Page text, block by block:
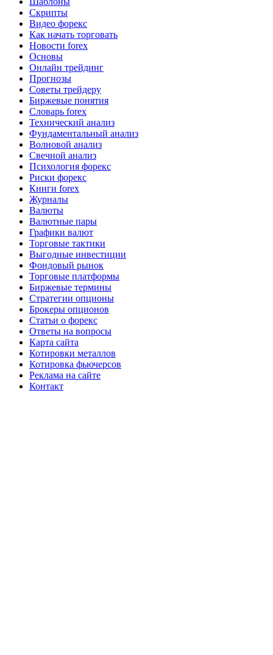
Скрипты
Видео форекс
Как начать торговать
Новости forex
Основы
Онлайн трейдинг
Прогнозы
Советы трейдеру
Биржевые понятия
Словарь forex
Технический анализ
Фундаментальный анализ
Волновой анализ
Свечной анализ
Психология форекс
Риски форекс
Книги forex
Журналы
Валюты
Валютные пары
Графики валют
Торговые тактики
Выгодные инвестиции
Фондовый рынок
Торговые платформы
Биржевые термины
Стратегии опционы
Брокеры опционов
Статьи о форекс
Ответы на вопросы
Карта сайта
Котировки металлов
Котировка фьючерсов
Реклама на сайте
Контакт